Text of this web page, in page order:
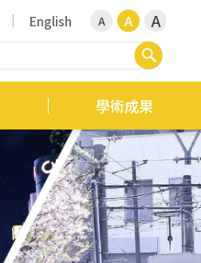
English A A A
學術成果